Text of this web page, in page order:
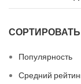
Популярность
Средний